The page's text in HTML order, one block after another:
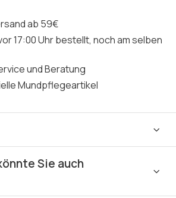
ab 59€
17:00 Uhr bestellt, noch am selben
und Beratung
Mundpflegeartikel
Sie auch